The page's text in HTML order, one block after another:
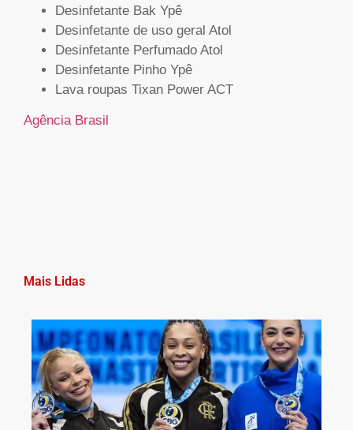
Desinfetante Bak Ypê
Desinfetante de uso geral Atol
Desinfetante Perfumado Atol
Desinfetante Pinho Ypê
Lava roupas Tixan Power ACT
Agência Brasil
Mais Lidas